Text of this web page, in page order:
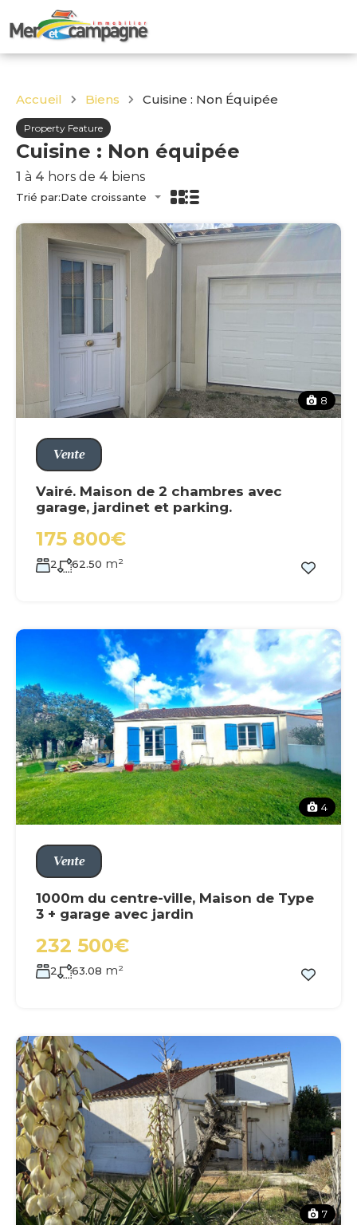
Accueil Biens Cuisine : Non Équipée
Property Feature
Cuisine : Non équipée
1 à 4 hors de 4 biens
Trié par:Date croissante
8
Vente
Vairé. Maison de 2 chambres avec
garage, jardinet et parking.
175 800€
2 62.50 m²
4
Vente
1000m du centre-ville, Maison de Type
3 + garage avec jardin
232 500€
2 63.08 m²
7